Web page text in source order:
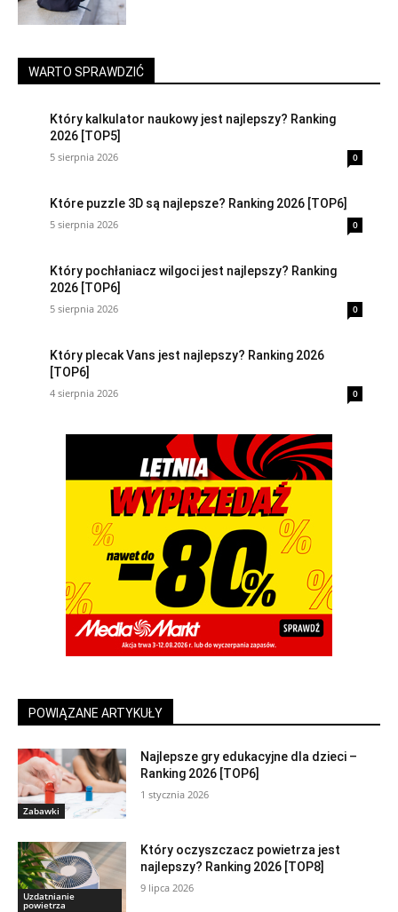
WARTO SPRAWDZIĆ
Który kalkulator naukowy jest najlepszy? Ranking
2026 [TOP5]
5 sierpnia 2026 0
Które puzzle 3D są najlepsze? Ranking 2026 [TOP6]
5 sierpnia 2026 0
Który pochłaniacz wilgoci jest najlepszy? Ranking
2026 [TOP6]
5 sierpnia 2026 0
Który plecak Vans jest najlepszy? Ranking 2026
[TOP6]
4 sierpnia 2026 0
POWIĄZANE ARTYKUŁY
Zabawki
Najlepsze gry edukacyjne dla dzieci –
Ranking 2026 [TOP6]
1 stycznia 2026
Uzdatnianie
powietrza
Który oczyszczacz powietrza jest
najlepszy? Ranking 2026 [TOP8]
9 lipca 2026